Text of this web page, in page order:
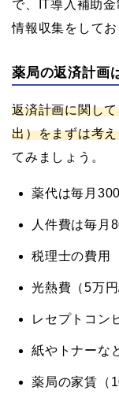
で、IT導入補助
情報収集をして
薬局の返済計画
返済計画に関し
出）をまずは考
てみましょう。
薬代は毎月
人件費は毎月
税理士の費用
光熱費（5万円
レセプトコン
紙やトナーな
薬局の家賃（